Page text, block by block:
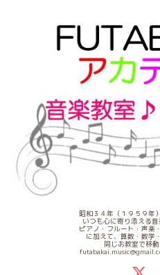
昭和３４年（１９５９年
いつも心に寄り添える音
ピアノ・フルート・声楽
に加えて、算数・数学
同じお教室で移